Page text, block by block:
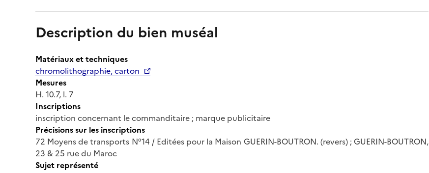
Description du bien muséal
Matériaux et techniques
chromolithographie, carton
Mesures
H. 10.7, l. 7
Inscriptions
inscription concernant le commanditaire ; marque publicitaire
Précisions sur les inscriptions
72 Moyens de transports N°14 / Editées pour la Maison GUERIN-BOUTRON. (revers) ; GUERIN-BOUTRON,
23 & 25 rue du Maroc
Sujet représenté